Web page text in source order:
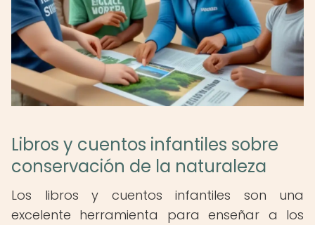
Libros y cuentos infantiles sobre
conservación de la naturaleza
Los libros y cuentos infantiles son una
excelente herramienta para enseñar a los